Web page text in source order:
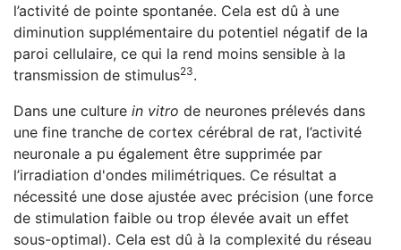
l’activité de pointe spontanée. Cela est dû à une
diminution supplémentaire du potentiel négatif de la
paroi cellulaire, ce qui la rend moins sensible à la
transmission de stimulus23.
Dans une culture in vitro de neurones prélevés dans
une fine tranche de cortex cérébral de rat, l’activité
neuronale a pu également être supprimée par
l’irradiation d'ondes milimétriques. Ce résultat a
nécessité une dose ajustée avec précision (une force
de stimulation faible ou trop élevée avait un effet
sous-optimal). Cela est dû à la complexité du réseau